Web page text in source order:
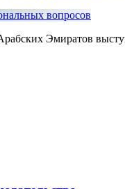
Эмиратов